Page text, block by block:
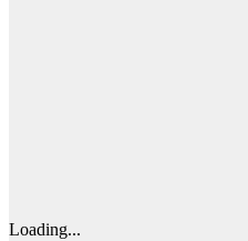
Loading...